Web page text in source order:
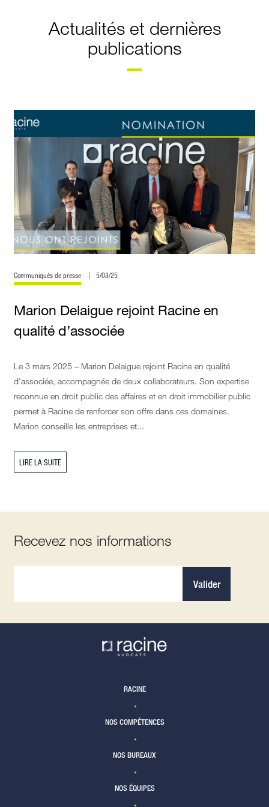
Actualités et dernières
publications
Communiqués de presse 5/03/25
Marion Delaigue rejoint Racine en
qualité d’associée
Le 3 mars 2025 – Marion Delaigue rejoint Racine en qualité
d’associée, accompagnée de deux collaborateurs. Son expertise
reconnue en droit public des affaires et en droit immobilier public
permet à Racine de renforcer son offre dans ces domaines.
Marion conseille les entreprises et...
LIRE LA SUITE
Recevez nos informations
Valider
RACINE
NOS COMPÉTENCES
NOS BUREAUX
NOS ÉQUIPES